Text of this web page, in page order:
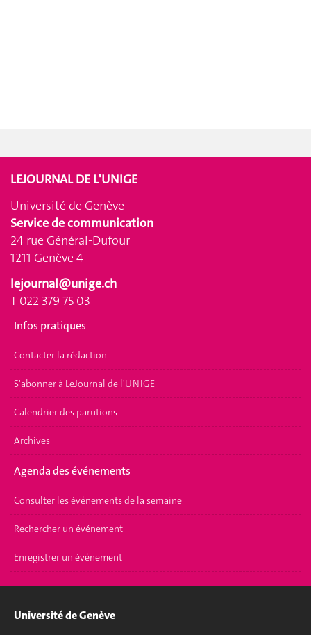
LEJOURNAL DE L'UNIGE
Université de Genève
Service de communication
24 rue Général-Dufour
1211 Genève 4
lejournal@unige.ch
T 022 379 75 03
Infos pratiques
Contacter la rédaction
S'abonner à LeJournal de l'UNIGE
Calendrier des parutions
Archives
Agenda des événements
Consulter les événements de la semaine
Rechercher un événement
Enregistrer un événement
Université de Genève